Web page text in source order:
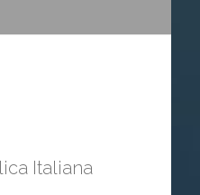
Italiana